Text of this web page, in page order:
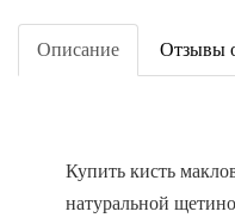
Описание Отзывы
Купить кисть
натуральной